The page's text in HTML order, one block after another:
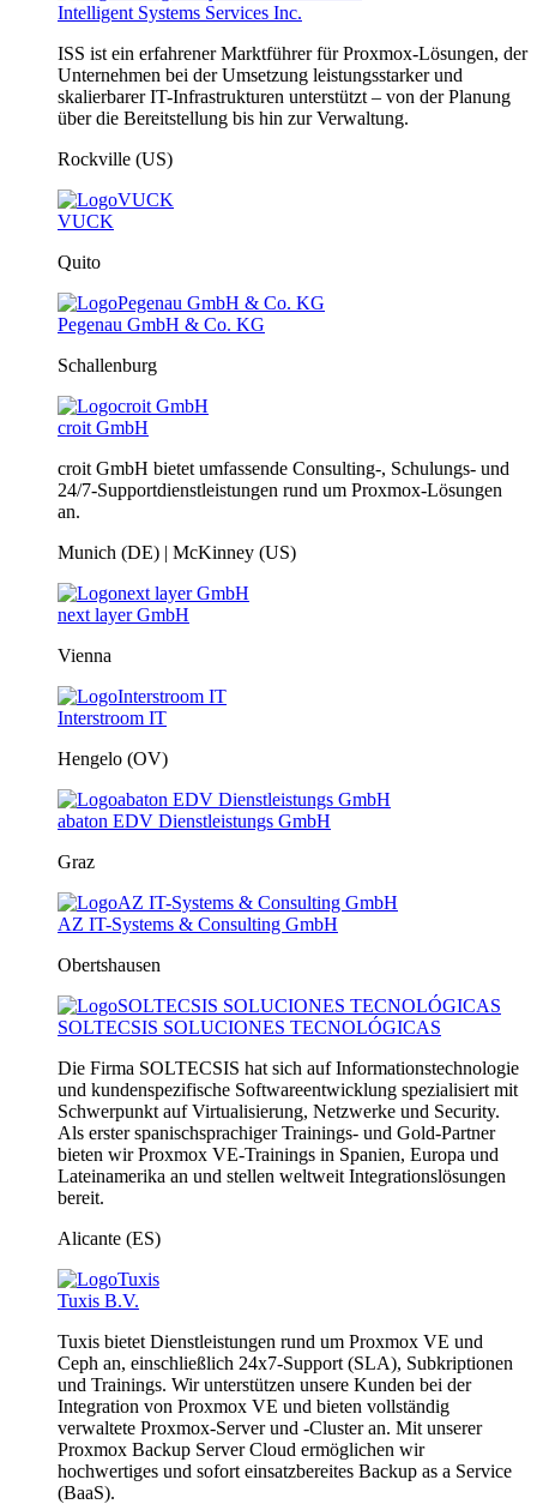
Intelligent Systems Services Inc.
ISS ist ein erfahrener Marktführer für Proxmox-Lösungen, der
Unternehmen bei der Umsetzung leistungsstarker und
skalierbarer IT-Infrastrukturen unterstützt – von der Planung
über die Bereitstellung bis hin zur Verwaltung.
Rockville (US)
VUCK
Quito
Pegenau GmbH & Co. KG
Schallenburg
croit GmbH
croit GmbH bietet umfassende Consulting-, Schulungs- und
24/7-Supportdienstleistungen rund um Proxmox-Lösungen
an.
Munich (DE) | McKinney (US)
next layer GmbH
Vienna
Interstroom IT
Hengelo (OV)
abaton EDV Dienstleistungs GmbH
Graz
AZ IT-Systems & Consulting GmbH
Obertshausen
SOLTECSIS SOLUCIONES TECNOLÓGICAS
Die Firma SOLTECSIS hat sich auf Informationstechnologie
und kundenspezifische Softwareentwicklung spezialisiert mit
Schwerpunkt auf Virtualisierung, Netzwerke und Security.
Als erster spanischsprachiger Trainings- und Gold-Partner
bieten wir Proxmox VE-Trainings in Spanien, Europa und
Lateinamerika an und stellen weltweit Integrationslösungen
bereit.
Alicante (ES)
Tuxis B.V.
Tuxis bietet Dienstleistungen rund um Proxmox VE und
Ceph an, einschließlich 24x7-Support (SLA), Subkriptionen
und Trainings. Wir unterstützen unsere Kunden bei der
Integration von Proxmox VE und bieten vollständig
verwaltete Proxmox-Server und -Cluster an. Mit unserer
Proxmox Backup Server Cloud ermöglichen wir
hochwertiges und sofort einsatzbereites Backup as a Service
(BaaS).